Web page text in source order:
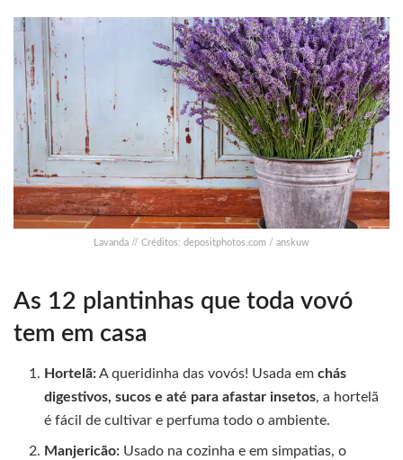
Lavanda // Créditos: depositphotos.com / anskuw
As 12 plantinhas que toda vovó
tem em casa
Hortelã:A queridinha das vovós! Usada emchás
digestivos, sucos e até para afastar insetos, a hortelã
é fácil de cultivar e perfuma todo o ambiente.
Manjericão: Usado na cozinha e em simpatias, o